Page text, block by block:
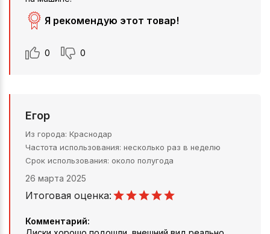
Я рекомендую этот товар!
0 0
Егор
Из города Краснодар
Частота использования несколько раз в неделю
Срок использования около полугода
26 марта 2025
Итоговая оценка:
Комментарий: